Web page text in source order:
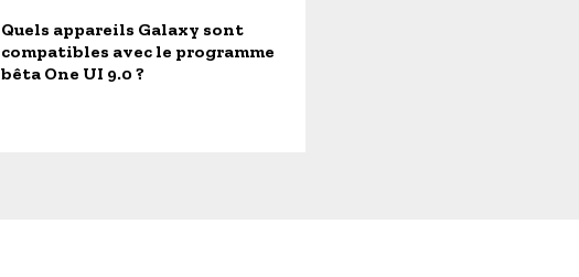
Quels appareils Galaxy sont
compatibles avec le programme
bêta One UI 9.0 ?